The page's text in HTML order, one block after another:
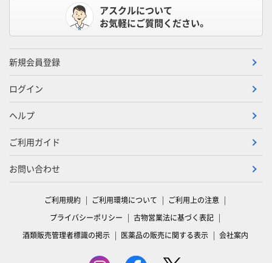
アスクルについて
お気軽にご質問ください。
新規会員登録
ログイン
ヘルプ
ご利用ガイド
お問い合わせ
ご利用規約 ご利用環境について
ご利用上の注意
プライバシーポリシー
古物営業法に基づく表記
酒類販売管理者標識の掲示
医薬品の販売に関する表示 会社案内